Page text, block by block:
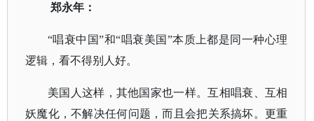
郑永年：
“唱衰中国”和“唱衰美国”本质上都是同一种心理
逻辑，看不得别人好。
美国人这样，其他国家也一样。互相唱衰、互相
妖魔化，不解决任何问题，而且会把关系搞坏。更重